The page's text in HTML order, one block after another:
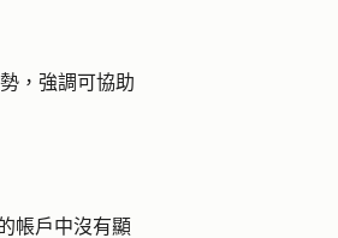
，強調可協助
帳戶中沒有顯